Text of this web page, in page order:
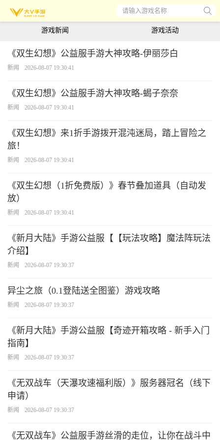
请输入游戏名称
游戏新闻 游戏活动
《双生幻想》公益服手游大神攻略-伊丽莎白
新闻 2026-08-07 19:30:41
《双生幻想》公益服手游大神攻略-蝎子奈奈
新闻 2026-08-07 19:30:41
《双生幻想》来1折手游拨开混沌迷局，踏上冒险之
旅！
新闻 2026-08-07 19:30:41
《双生幻想（1折免费版）》春节叠加道具（自动发
放）
新闻 2026-08-07 19:30:41
《新月大陆》手游公益服【【玩法攻略】魔法阵玩法
介绍】
新闻 2026-08-07 19:30:37
异尘之旅（0.1登陆送全图鉴）游戏攻略
新闻 2026-08-07 19:30:37
《新月大陆》手游公益服【奇迹开箱攻略 - 新手入门
指南】
新闻 2026-08-07 19:30:37
《无双战车（天瀑攻速福利版）》服务器冠名（线下
申请）
新闻 2026-08-07 19:30:37
《无双战车》公益服手游丝滑的走位，让你在战斗中